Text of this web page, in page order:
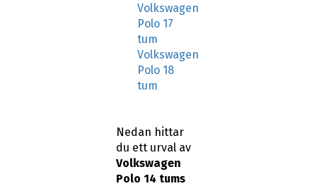
Volkswagen
Polo 17
tum
Volkswagen
Polo 18
tum
Nedan hittar
du ett urval av
Volkswagen
Polo 14 tums